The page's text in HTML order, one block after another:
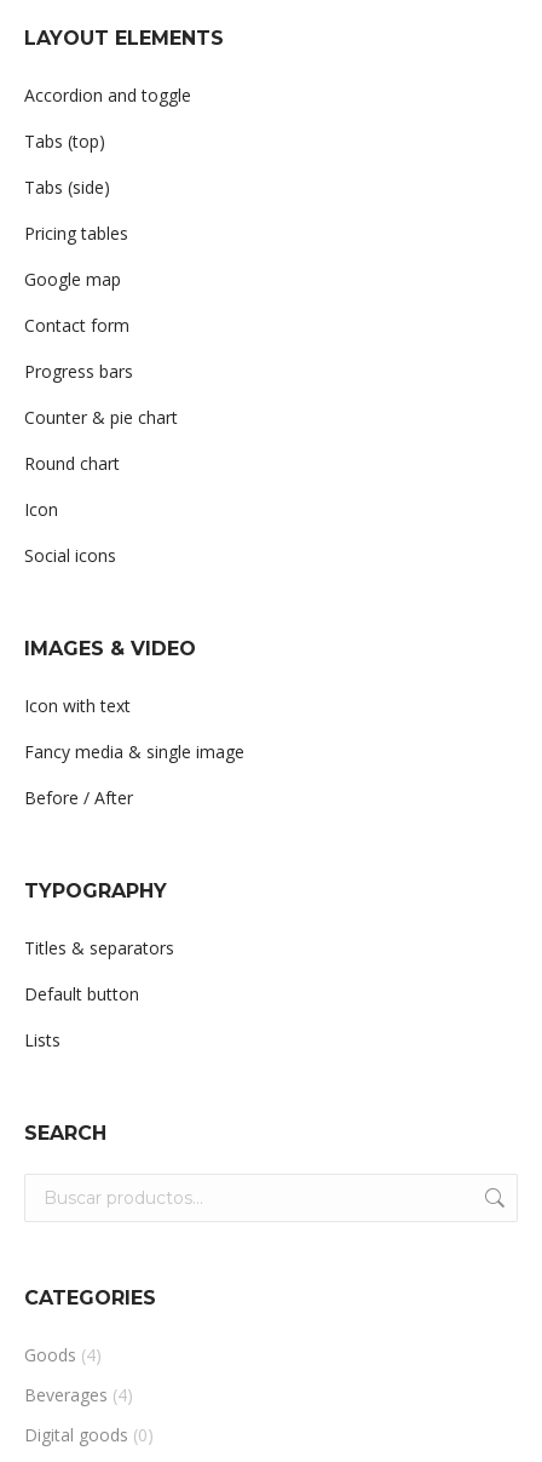
LAYOUT ELEMENTS
Accordion and toggle
Tabs (top)
Tabs (side)
Pricing tables
Google map
Contact form
Progress bars
Counter & pie chart
Round chart
Icon
Social icons
IMAGES & VIDEO
Icon with text
Fancy media & single image
Before / After
TYPOGRAPHY
Titles & separators
Default button
Lists
SEARCH
CATEGORIES
Goods (4)
Beverages (4)
Digital goods (0)